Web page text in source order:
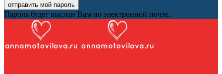
Пароль будет выслан Вам по электронной почте.